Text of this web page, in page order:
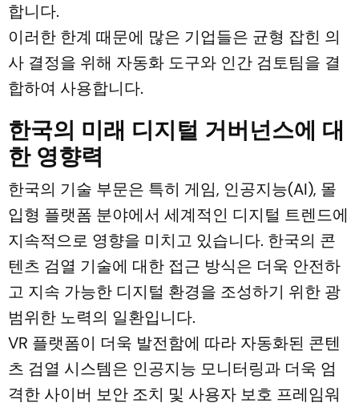
합니다.
이러한 한계 때문에 많은 기업들은 균형 잡힌 의
사 결정을 위해 자동화 도구와 인간 검토팀을 결
합하여 사용합니다.
한국의 미래 디지털 거버넌스에 대
한 영향력
한국의 기술 부문은 특히 게임, 인공지능(AI), 몰
입형 플랫폼 분야에서 세계적인 디지털 트렌드에
지속적으로 영향을 미치고 있습니다. 한국의 콘
텐츠 검열 기술에 대한 접근 방식은 더욱 안전하
고 지속 가능한 디지털 환경을 조성하기 위한 광
범위한 노력의 일환입니다.
VR 플랫폼이 더욱 발전함에 따라 자동화된 콘텐
츠 검열 시스템은 인공지능 모니터링과 더욱 엄
격한 사이버 보안 조치 및 사용자 보호 프레임워